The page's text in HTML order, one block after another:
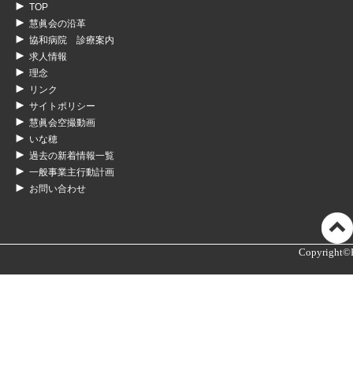
TOP
慧眞会の沿革
協和病院 診療案内
求人情報
理念
リンク
サイトポリシー
慧眞会空撮動画
いな穂
過去の新着情報一覧
一般事業主行動計画
お問い合わせ